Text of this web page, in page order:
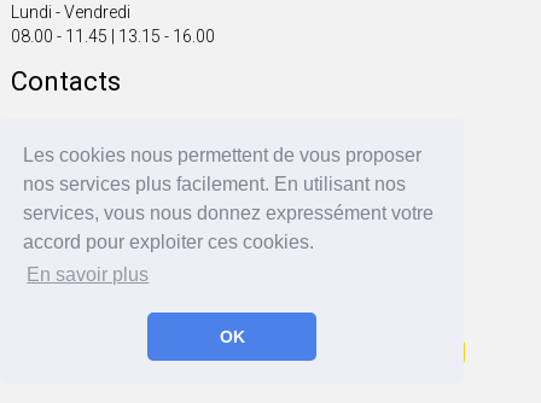
Les cookies nous permettent de vous proposer
nos services plus facilement. En utilisant nos
services, vous nous donnez expressément votre
accord pour exploiter ces cookies.
En savoir plus
OK
Lundi - Vendredi
08.00 - 11.45 | 13.15 - 16.00
Contacts
Fax +41 61 816 20 01
info@fonsegrive.ch
Fonsegrive GmbH
Moosmattstrasse 14
CH - 4304 Giebenach